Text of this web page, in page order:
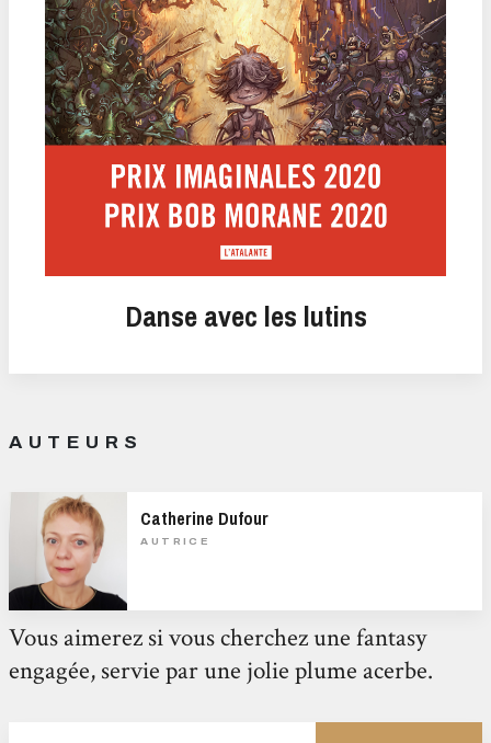
Danse avec les lutins
AUTEURS
Catherine Dufour
AUTRICE
Vous aimerez si vous cherchez une fantasy
engagée, servie par une jolie plume acerbe.